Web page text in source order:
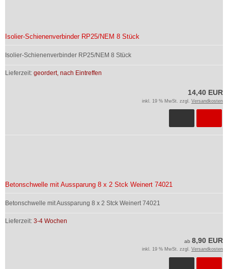
Isolier-Schienenverbinder RP25/NEM 8 Stück
Isolier-Schienenverbinder RP25/NEM 8 Stück
Lieferzeit: geordert, nach Eintreffen
14,40 EUR
inkl. 19 % MwSt. zzgl. Versandkosten
Betonschwelle mit Aussparung 8 x 2 Stck Weinert 74021
Betonschwelle mit Aussparung 8 x 2 Stck Weinert 74021
Lieferzeit: 3-4 Wochen
ab 8,90 EUR
inkl. 19 % MwSt. zzgl. Versandkosten